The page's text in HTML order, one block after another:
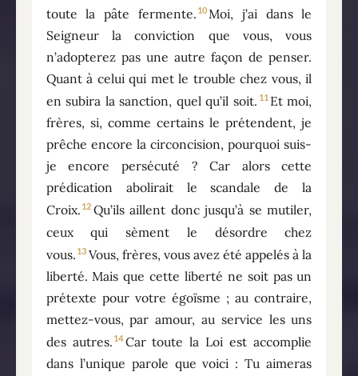
toute la pâte fermente. 10Moi, j’ai dans le
Seigneur la conviction que vous, vous
n’adopterez pas une autre façon de penser.
Quant à celui qui met le trouble chez vous, il
en subira la sanction, quel qu’il soit. 11 Et moi,
frères, si, comme certains le prétendent, je
prêche encore la circoncision, pourquoi suis-
je encore persécuté ? Car alors cette
prédication abolirait le scandale de la
Croix. 12 Qu’ils aillent donc jusqu’à se mutiler,
ceux qui sèment le désordre chez
vous. 13 Vous, frères, vous avez été appelés à la
liberté. Mais que cette liberté ne soit pas un
prétexte pour votre égoïsme ; au contraire,
mettez-vous, par amour, au service les uns
des autres. 14 Car toute la Loi est accomplie
dans l’unique parole que voici : Tu aimeras